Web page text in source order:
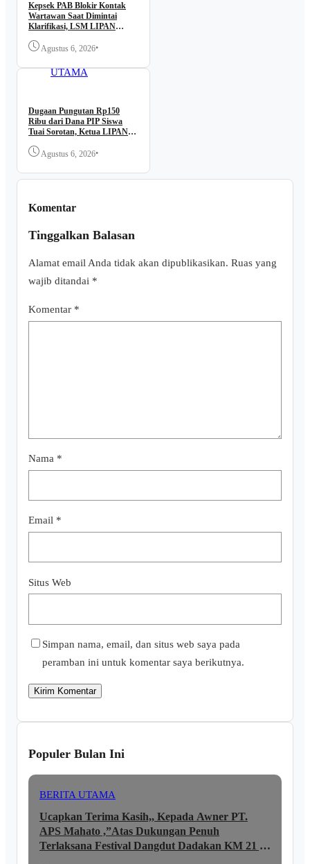
Kepsek PAB Blokir Kontak
Wartawan Saat Dimintai
Klarifikasi, LSM LIPAN
DiusutAgustus 6, 2026•
BERITA
UTAMA
Dugaan Pungutan Rp150
Ribu dari Dana PIP Siswa
Tuai Sorotan, Ketua LIPAN
Bertindak
Agustus 6, 2026•
Komentar
Tinggalkan Balasan
Alamat email Anda tidak akan dipublikasikan. Ruas yang
wajib ditandai *
Komentar *
Nama *
Email *
Situs Web
Simpan nama, email, dan situs web saya pada
peramban ini untuk komentar saya berikutnya.
Populer Bulan Ini
BERITA UTAMA
Ucapkan Terima Kasih,, Kepada Awner PT.
APS Mahato ,”Atas Dukungan Penuh
Terlaksana Festival Dangdut Dadakan KM 21 ,,